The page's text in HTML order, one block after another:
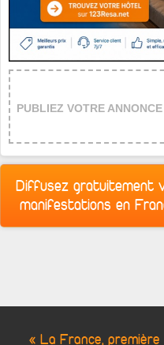
PUBLIEZ VOTRE
Diffusez gratuitement
manifestations en
« La France, première